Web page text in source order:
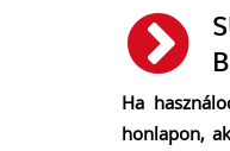
Ha
honlapon,